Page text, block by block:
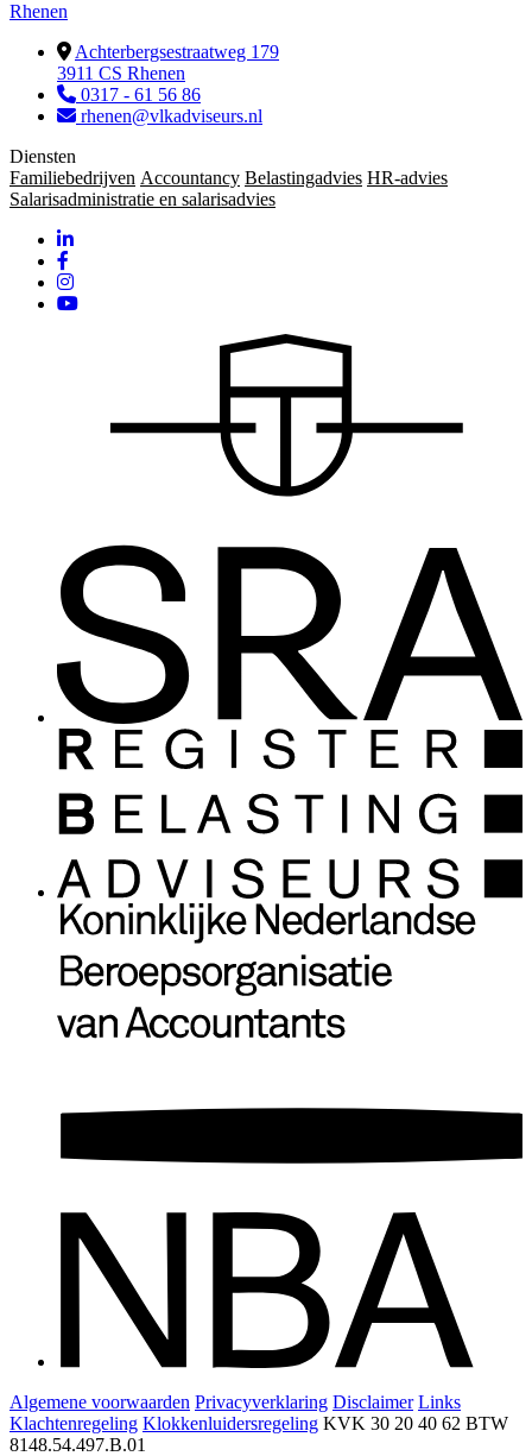
Rhenen
Achterbergsestraatweg 179
3911 CS Rhenen
0317 - 61 56 86
rhenen@vlkadviseurs.nl
Diensten
Familiebedrijven Accountancy Belastingadvies HR-advies
Salarisadministratie en salarisadvies
Algemene voorwaarden Privacyverklaring Disclaimer Links
Klachtenregeling Klokkenluidersregeling KVK 30 20 40 62 BTW
8148.54.497.B.01